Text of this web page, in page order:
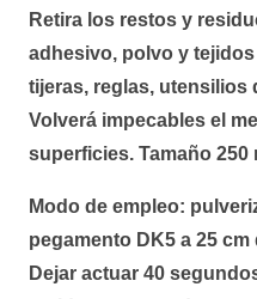
Retira los restos y
adhesivo, polvo y
tijeras, reglas, utensilios
Volverá impecables el
superficies. Tamaño 250
Modo de empleo:
pegamento DK5 a 25
Dejar actuar 40